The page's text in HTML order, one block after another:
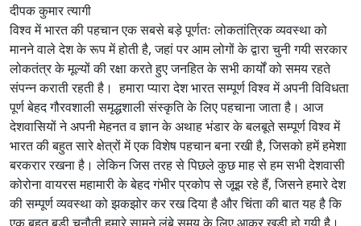
दीपक कुमार त्यागी
विश्व में भारत की पहचान एक सबसे बड़े पूर्णतः लोकतांत्रिक व्यवस्था को
मानने वाले देश के रूप में होती है, जहां पर आम लोगों के द्वारा चुनी गयी सरकार
लोकतंत्र के मूल्यों की रक्षा करते हुए जनहित के सभी कार्यों को समय रहते
संपन्न कराती रहती है। हमारा प्यारा देश भारत सम्पूर्ण विश्व में अपनी विविधता
पूर्ण बेहद गौरवशाली समृद्धशाली संस्कृति के लिए पहचाना जाता है। आज
देशवासियों ने अपनी मेहनत व ज्ञान के अथाह भंडार के बलबूते सम्पूर्ण विश्व में
भारत की बहुत सारे क्षेत्रों में एक विशेष पहचान बना रखी है, जिसको हमें हमेशा
बरकरार रखना है। लेकिन जिस तरह से पिछले कुछ माह से हम सभी देशवासी
कोरोना वायरस महामारी के बेहद गंभीर प्रकोप से जूझ रहे हैं, जिसने हमारे देश
की सम्पूर्ण व्यवस्था को झकझोर कर रख दिया है और चिंता की बात यह है कि